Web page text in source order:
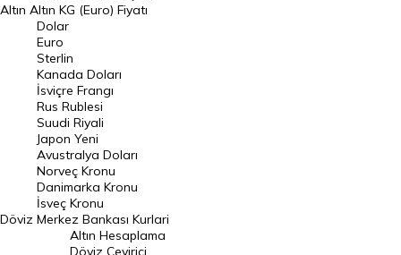
Euro Kuru
Pound Kuru
Frank Kuru
Riyal Kuru
Avustralya Doları
Danimarka Kronu Kuru
Kanada Doları Kuru
Norveç Kronu Kuru
İsveç Kronu Kuru
Altın Altın KG (Euro) Fiyatı
Döviz
Dolar
Euro
Sterlin
Kanada Doları
İsviçre Frangı
Rus Rublesi
Suudi Riyali
Japon Yeni
Avustralya Doları
Norveç Kronu
Danimarka Kronu
İsveç Kronu
Merkez Bankası Kurlari
Altın Hesaplama
Döviz Çevirici